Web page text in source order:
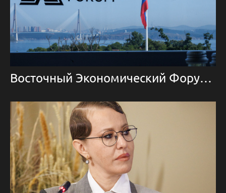
Восточный Экономический Форум 2025